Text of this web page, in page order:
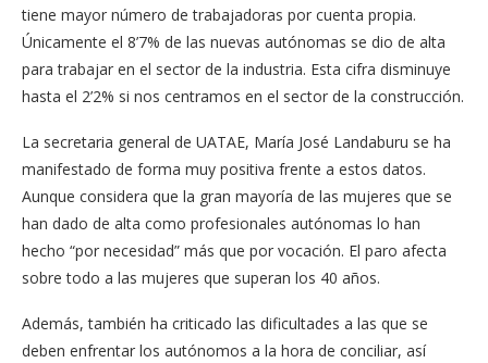
tiene mayor número de trabajadoras por cuenta propia.
Únicamente el 8’7% de las nuevas autónomas se dio de alta
para trabajar en el sector de la industria. Esta cifra disminuye
hasta el 2’2% si nos centramos en el sector de la construcción.
La secretaria general de UATAE, María José Landaburu se ha
manifestado de forma muy positiva frente a estos datos.
Aunque considera que la gran mayoría de las mujeres que se
han dado de alta como profesionales autónomas lo han
hecho “por necesidad” más que por vocación. El paro afecta
sobre todo a las mujeres que superan los 40 años.
Además, también ha criticado las dificultades a las que se
deben enfrentar los autónomos a la hora de conciliar, así